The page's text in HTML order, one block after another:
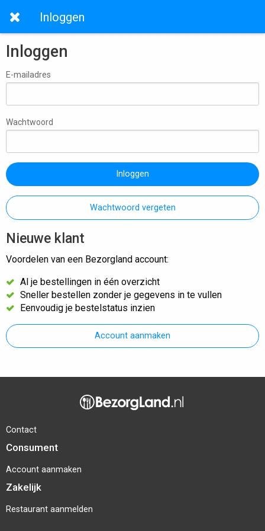
Inloggen
Inloggen
E-mailadres
Wachtwoord
Inloggen
Wachtwoord vergeten
Nieuwe klant
Voordelen van een Bezorgland account:
Al je bestellingen in één overzicht
Sneller bestellen zonder je gegevens in te vullen
Eenvoudig je bestelstatus inzien
Account aanmaken
Contact
Consument
Account aanmaken
Zakelijk
Restaurant aanmelden